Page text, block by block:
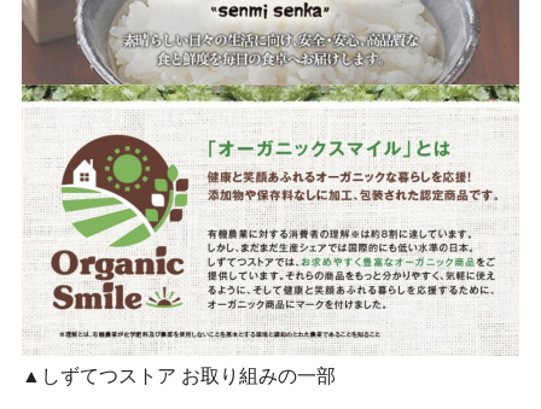
▲しずてつストア お取り組みの一部